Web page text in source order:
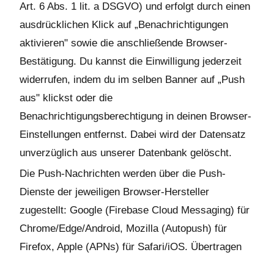
Art. 6 Abs. 1 lit. a DSGVO) und erfolgt durch einen
ausdrücklichen Klick auf „Benachrichtigungen
aktivieren" sowie die anschließende Browser-
Bestätigung. Du kannst die Einwilligung jederzeit
widerrufen, indem du im selben Banner auf „Push
aus" klickst oder die
Benachrichtigungsberechtigung in deinen Browser-
Einstellungen entfernst. Dabei wird der Datensatz
unverzüglich aus unserer Datenbank gelöscht.
Die Push-Nachrichten werden über die Push-
Dienste der jeweiligen Browser-Hersteller
zugestellt: Google (Firebase Cloud Messaging) für
Chrome/Edge/Android, Mozilla (Autopush) für
Firefox, Apple (APNs) für Safari/iOS. Übertragen